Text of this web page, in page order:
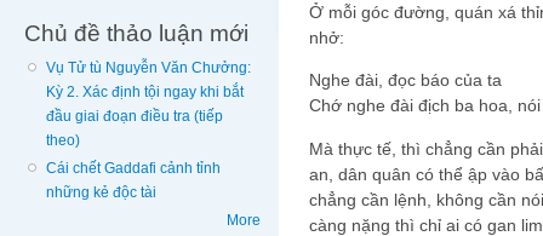
Chủ đề thảo luận mới
Vụ Tử tù Nguyễn Văn Chưởng:
Kỳ 2. Xác định tội ngay khi bắt
đầu giai đoạn điều tra (tiếp
theo)
Cái chết Gaddafi cảnh tỉnh
những kẻ độc tài
More
Ở mỗi góc đường, quán xá
nhở:
Nghe đài, đọc báo của ta
Chớ nghe đài địch ba hoa,
Mà thực tế, thì chẳng cần
an, dân quân có thể ập vào
chẳng cần lệnh, không cần
càng nặng thì chỉ ai có gan